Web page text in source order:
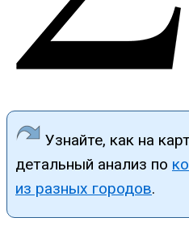
Узнайте, как на
детальный анализ по
из разных городов.